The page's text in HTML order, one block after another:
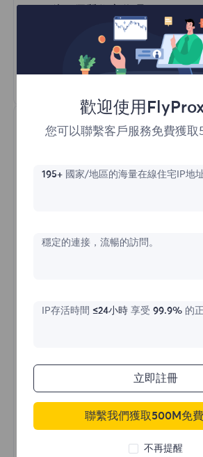
HTTP(S)/SOCKS5
$?/天
立即購買
不限流量使用
全球超過50個地區
歡迎使用
您可以聯繫客戶服務免費獲取
195+國家/地區的海量在線住宅IP地
穩定的連接，流暢的訪問。
IP存活時間 ≤24小時享受 99.9%的
立即註冊
聯繫我們獲取500M免
不再提醒